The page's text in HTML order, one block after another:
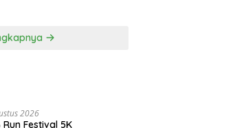
2026
Run Festival 5K